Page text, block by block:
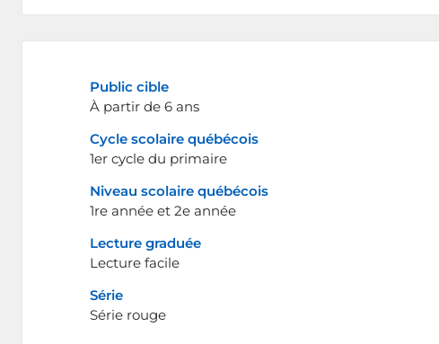
Public cible
À partir de 6 ans
Cycle scolaire québécois
1er cycle du primaire
Niveau scolaire québécois
1re année et 2e année
Lecture graduée
Lecture facile
Série
Série rouge